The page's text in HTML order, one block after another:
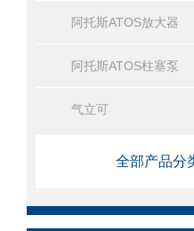
阿托斯ATOS放大器
阿托斯ATOS柱塞泵
气立可
全部产品分